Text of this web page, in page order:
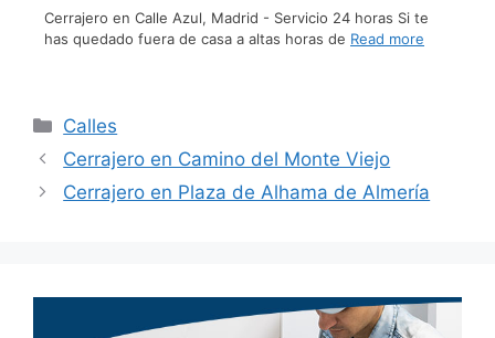
Cerrajero en Calle Azul, Madrid - Servicio 24 horas Si te
has quedado fuera de casa a altas horas de Read more
Calles
Cerrajero en Camino del Monte Viejo
Cerrajero en Plaza de Alhama de Almería